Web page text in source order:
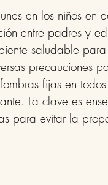
en los niños
entre padres y
saludable
precauciones
fijas en
La clave es
para evitar la